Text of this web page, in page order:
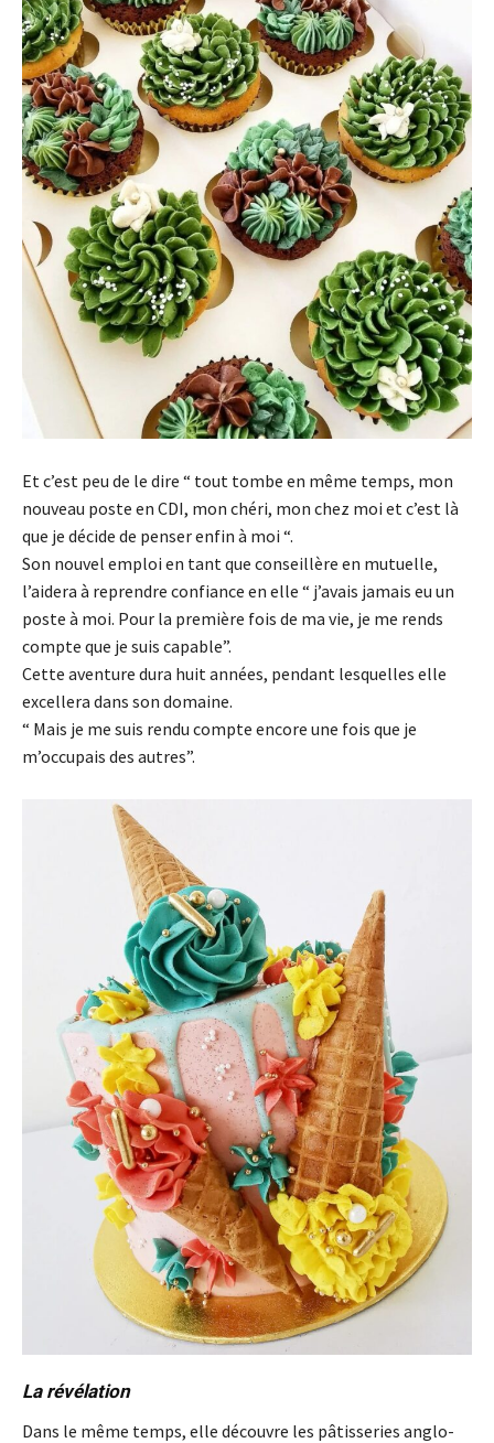
Et c’est peu de le dire “ tout tombe en même temps, mon
nouveau poste en CDI, mon chéri, mon chez moi et c’est là
que je décide de penser enfin à moi “.
Son nouvel emploi en tant que conseillère en mutuelle,
l’aidera à reprendre confiance en elle “ j’avais jamais eu un
poste à moi. Pour la première fois de ma vie, je me rends
compte que je suis capable”.
Cette aventure dura huit années, pendant lesquelles elle
excellera dans son domaine.
“ Mais je me suis rendu compte encore une fois que je
m’occupais des autres”.
La révélation
Dans le même temps, elle découvre les pâtisseries anglo-